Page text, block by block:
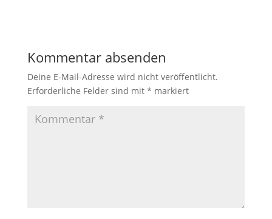
Kommentar absenden
Deine E-Mail-Adresse wird nicht veröffentlicht.
Erforderliche Felder sind mit * markiert